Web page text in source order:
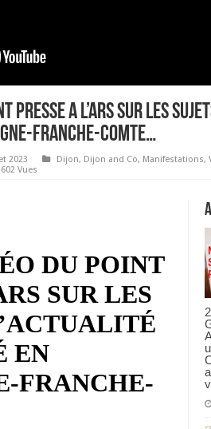
A L’ARS SUR LES
FRANCHE-COMTE…
2023 Dijon, Dijon and Co, Manifestations,
Vues
DU POINT
SUR LES
EN
FRANCHE-